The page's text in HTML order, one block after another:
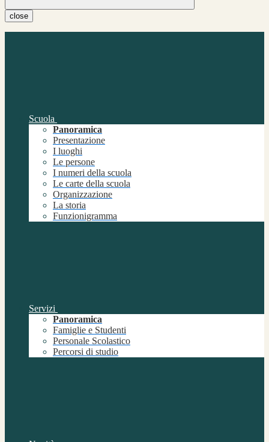
close
Scuola
Panoramica
Presentazione
I luoghi
Le persone
I numeri della scuola
Le carte della scuola
Organizzazione
La storia
Funzionigramma
Servizi
Panoramica
Famiglie e Studenti
Personale Scolastico
Percorsi di studio